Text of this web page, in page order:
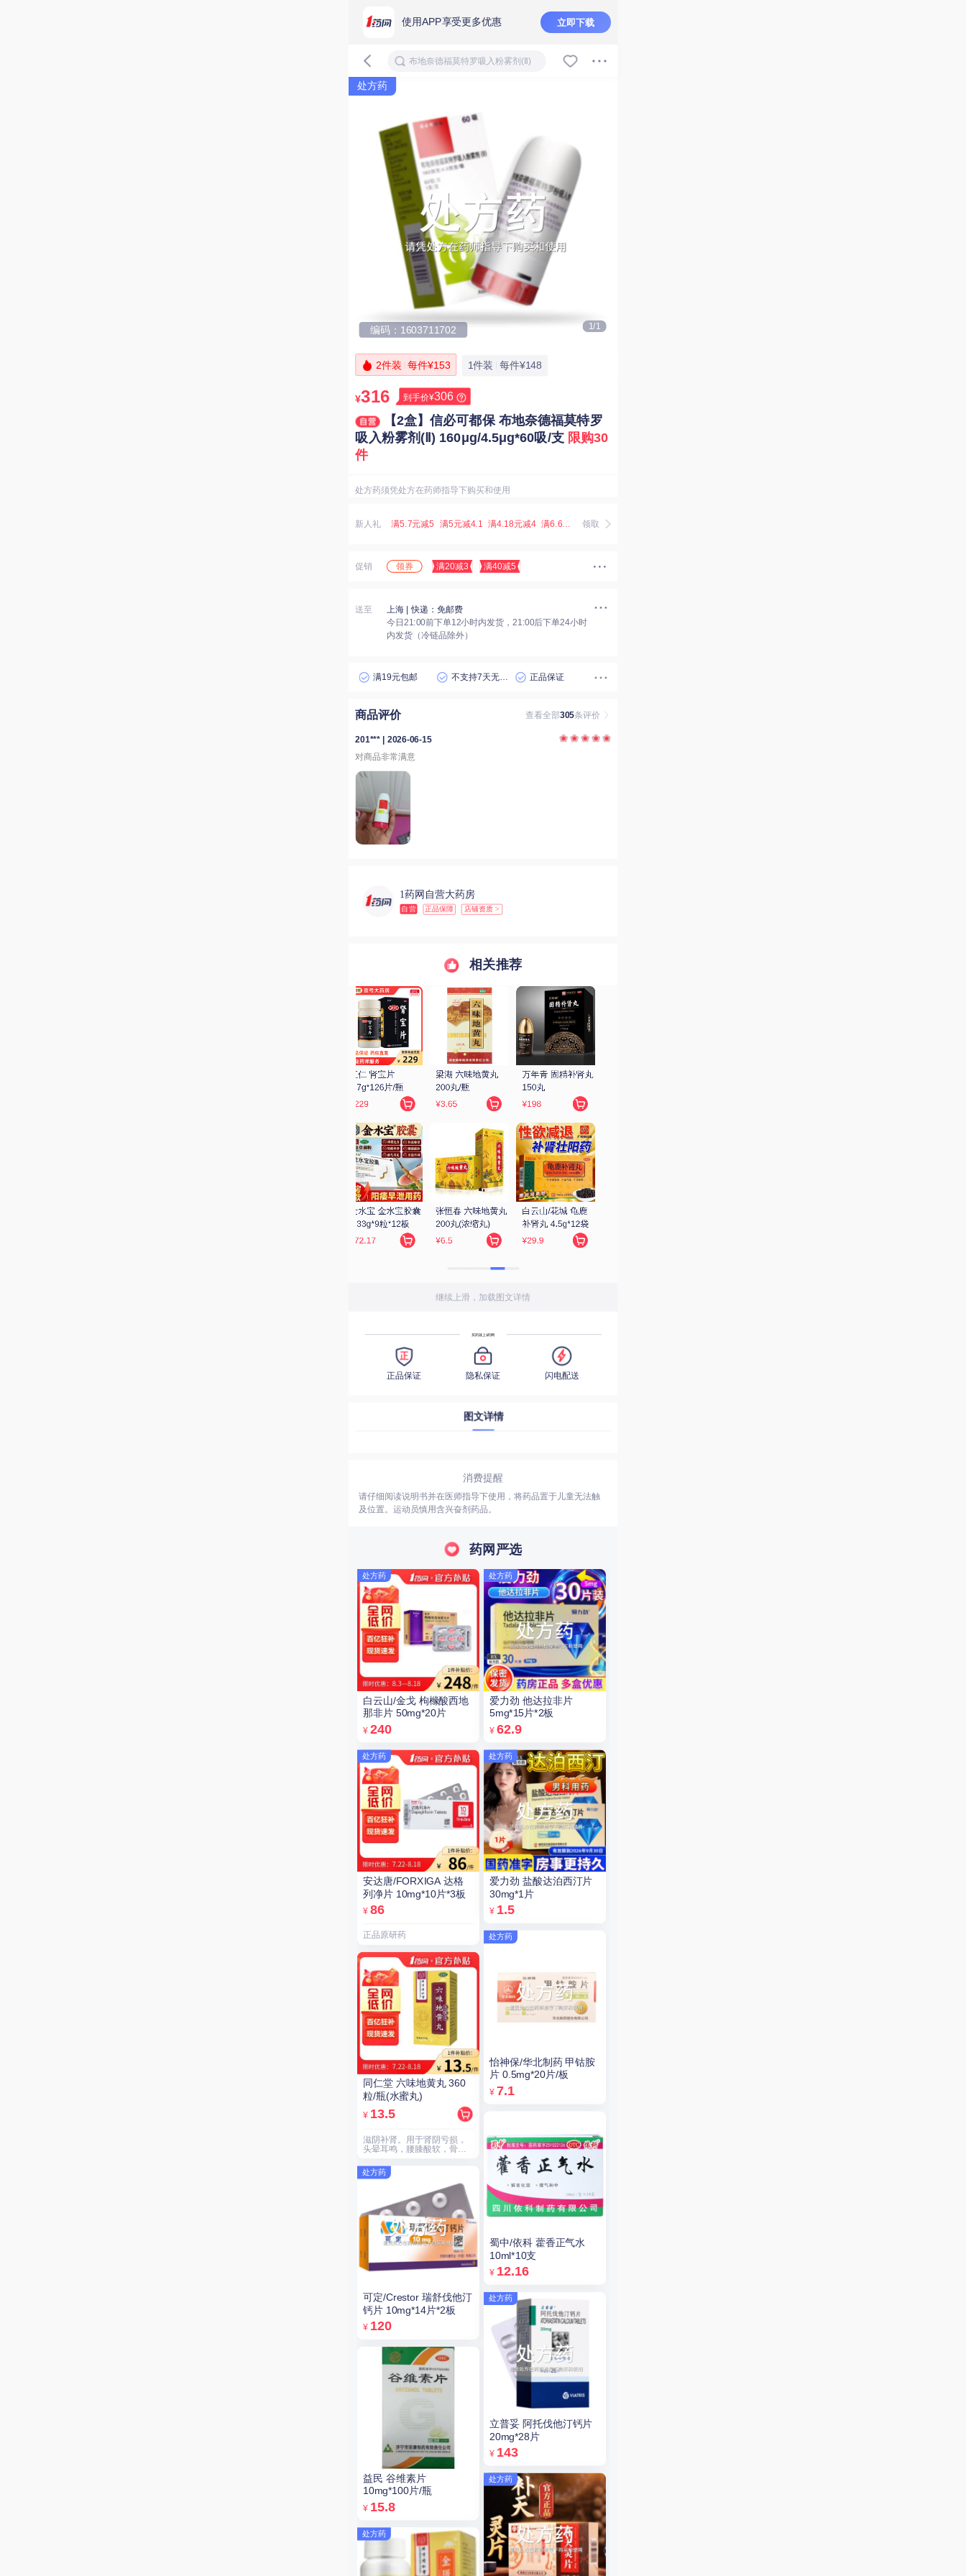
使用APP享受更多优惠 立即下载
布地奈德福莫特罗吸入粉雾剂(Ⅱ)
处方药
1/1
编码：1603711702
2件装 每件¥153 1件装 每件¥148
¥316 到手价¥306
【2盒】信必可都保 布地奈德福莫特罗
吸入粉雾剂(Ⅱ) 160μg/4.5μg*60吸/支 限购30
件
处方药须凭处方在药师指导下购买和使用
新人礼 领取
满5.7元减5 满5元减4.1 满4.18元减4 满6.67元减5.07 满3.8元减3
促销 领券 满20减3 满40减5
送至 上海
| 快递：免邮费
今日21:00前下单12小时内发货，21:00后下单24小时
内发货（冷链品除外）
满19元包邮 不支持7天无理由退货 正品保证
商品评价 查看全部305条评价
201*** | 2026-06-15
对商品非常满意
1药网自营大药房
自营 正品保障 店铺资质 >
相关推荐
继续上滑，加载图文详情
买药就上1药网
正品保证 隐私保证 闪电配送
图文详情
消费提醒
请仔细阅读说明书并在医师指导下使用，将药品置于儿童无法触
及位置。运动员慎用含兴奋剂药品。
药网严选
处方药
白云山/金戈 枸橼酸西地
那非片 50mg*20片
¥ 240
处方药
安达唐/FORXIGA 达格
列净片 10mg*10片*3板
¥ 86
正品原研药
同仁堂 六味地黄丸 360
粒/瓶(水蜜丸)
¥ 13.5
滋阴补肾。用于肾阴亏损，
头晕耳鸣，腰膝酸软，骨蒸
处方药
可定/Crestor 瑞舒伐他汀
钙片 10mg*14片*2板
¥ 120
益民 谷维素片
10mg*100片/瓶
¥ 15.8
处方药
处方药
爱力劲 他达拉非片
5mg*15片*2板
¥ 62.9
处方药
爱力劲 盐酸达泊西汀片
30mg*1片
¥ 1.5
处方药
怡神保/华北制药 甲钴胺
片 0.5mg*20片/板
¥ 7.1
蜀中/依科 藿香正气水
10ml*10支
¥ 12.16
处方药
立普妥 阿托伐他汀钙片
20mg*28片
¥ 143
处方药